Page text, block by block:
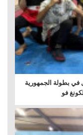
في بطولة الجمهورية
فو